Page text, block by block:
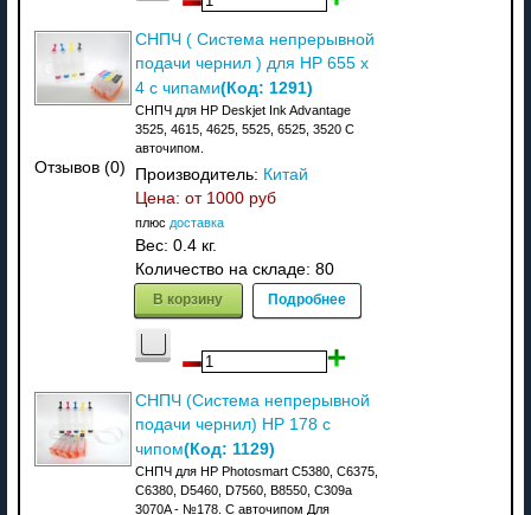
Отзывов (0)
СНПЧ ( Система непрерывной
подачи чернил ) для HP 655 x
4 с чипами(Код: 1291)
СНПЧ для HP Deskjet Ink Advantage
3525, 4615, 4625, 5525, 6525, 3520 С
авточипом.
Производитель: Китай
Цена: от 1000 руб
плюс доставка
Вес: 0.4 кг.
Количество на складе: 80
В корзину Подробнее
СНПЧ (Система непрерывной
подачи чернил) HP 178 с
чипом(Код: 1129)
СНПЧ для HP Photosmart C5380, C6375,
C6380, D5460, D7560, B8550, C309a
3070A - №178. C авточипом Для